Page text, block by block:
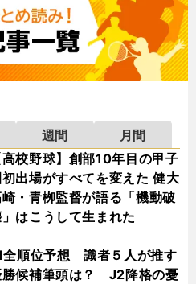
週間
月間
高校野球】創部10年目の甲子
初出場がすべてを変えた 健大
・青栁監督が語る「機動破
はこうして生まれた
全順位予想 識者５人が推す
勝候補筆頭は？ J2降格の憂